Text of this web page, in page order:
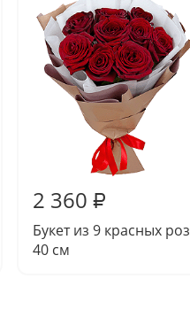
2 360 ₽
Букет из 9 красных роз
40 см